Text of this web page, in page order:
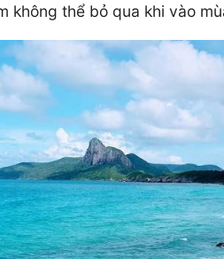
không thể bỏ qua khi vào